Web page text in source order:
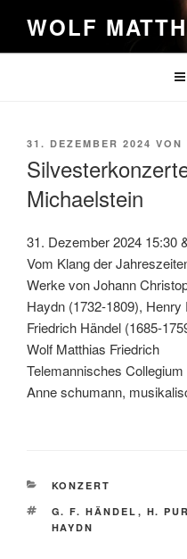
Inhalt
springen
WOLF
VERÖFFENTLICHT
31. DEZEMBER 2024 VON
Michaelstein
31. Dezember 2024 15:30
Vom Klang der
Werke von Johann
Haydn (1732-1809),
Friedrich Händel (1685-
Wolf Matthias Friedrich
Telemannisches
Anne schumann,
KATEGORIEN
KONZERT
SCHLAGWÖRTER
G. F. HÄNDEL , H.
HAYDN